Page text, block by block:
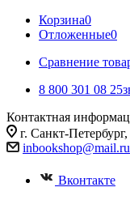
Корзина0
Отложенные0
Сравнение
8 800 301 08 25
Контактная
г. Санкт-
inbookshop@mail.ru
Вконтакте